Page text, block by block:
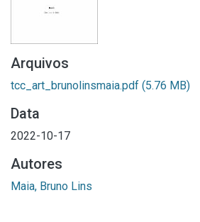
Arquivos
tcc_art_brunolinsmaia.pdf (5.76 MB)
Data
2022-10-17
Autores
Maia, Bruno Lins